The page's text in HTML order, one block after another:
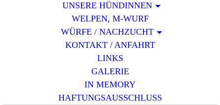
UNSERE HÜNDINNEN
WELPEN, M-WURF
WÜRFE / NACHZUCHT
KONTAKT / ANFAHRT
LINKS
GALERIE
IN MEMORY
HAFTUNGSAUSSCHLUSS